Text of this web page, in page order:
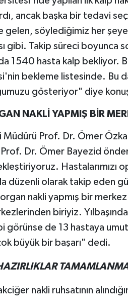
ancak başka bir tedavi
gelen, söylediğimiz her
gibi. Takip süreci boyunca
1540 hasta kalp bekliyor.
bekleme listesinde. Bu
gösteriyor" diye
NAKLİ YAPMIŞ BİR
Prof. Dr. Ömer
Dr. Ömer Bayezid
düzenli olarak takip eden
nakli yapmış bir
biriyiz.
görünse de 13 hastaya
büyük bir başarı" dedi.
nakli ruhsatının